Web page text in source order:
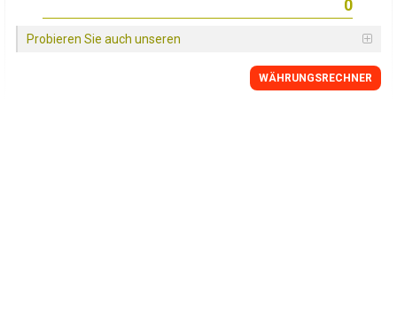
Probieren Sie auch unseren
WÄHRUNGSRECHNER